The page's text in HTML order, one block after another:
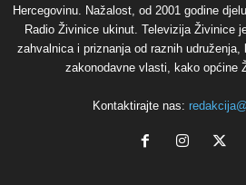
Hercegovinu. Nažalost, od 2001 godine
Radio Živinice ukinut. Televizija Živinice
zahvalnica i priznanja od raznih
zakonodavne vlasti, kako općine
Kontaktirajte nas: